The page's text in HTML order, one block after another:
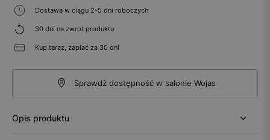
Dostawa w ciągu 2-5 dni roboczych
30 dni na zwrot produktu
Kup teraz, zapłać za 30 dni
Sprawdź dostępność w salonie Wojas
Opis produktu